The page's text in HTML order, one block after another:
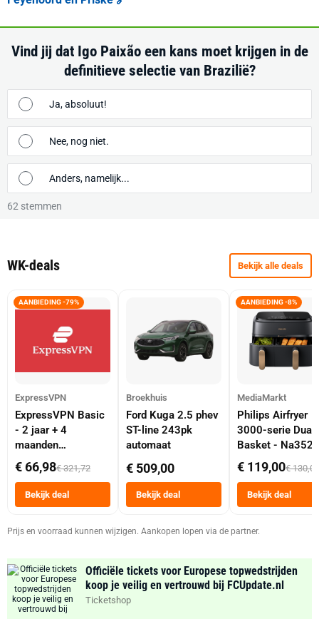
Vind jij dat Igo Paixão een kans moet krijgen in de
definitieve selectie van Brazilië?
Ja, absoluut!
Nee, nog niet.
Anders, namelijk...
62 stemmen
WK-deals Bekijk alle deals
AANBIEDING -79%
ExpressVPN
ExpressVPN Basic
- 2 jaar + 4
maanden
abonnement
€ 66,98€ 321,72
Bekijk deal
Broekhuis
Ford Kuga 2.5 phev
ST-line 243pk
automaat
€ 509,00
Bekijk deal
AANBIEDING -8%
MediaMarkt
Philips Airfryer
3000-serie Dual
Basket -
Dubbele Mand 9
Tot 6 Personen
Heteluchtfriteuse
Zwart
€ 119,00€ 130,00
Bekijk deal
Prijs en voorraad kunnen wijzigen. Aankopen lopen via de partner.
Officiële tickets voor Europese topwedstrijden
koop je veilig en vertrouwd bij FCUpdate.nl
Ticketshop